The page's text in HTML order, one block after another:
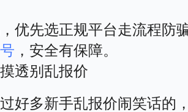
优先选正规平台走流程防
，安全有保障。
摸透别乱报价
好多新手乱报价闹笑话的